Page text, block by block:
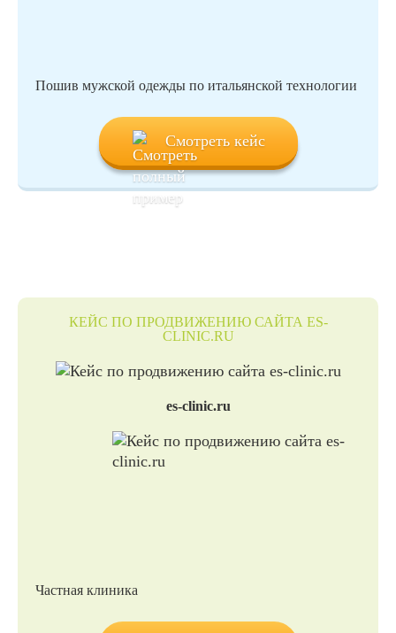
Пошив мужской одежды по итальянской технологии
Смотреть кейс
КЕЙС ПО ПРОДВИЖЕНИЮ САЙТА ES-
CLINIC.RU
es-clinic.ru
Частная клиника